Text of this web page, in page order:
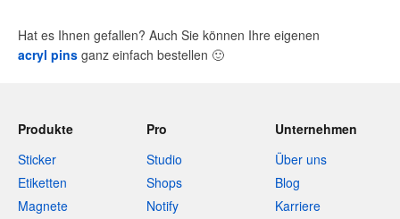
Hat es Ihnen gefallen? Auch Sie können Ihre eigenen
acryl pins ganz einfach bestellen 🙂
Produkte
Sticker
Etiketten
Magnete
Pro
Studio
Shops
Notify
Unternehmen
Über uns
Blog
Karriere